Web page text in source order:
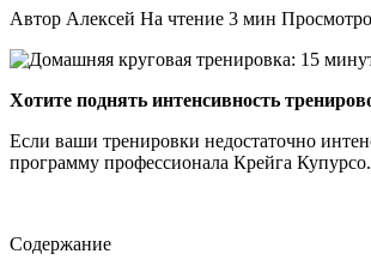
Автор Алексей На чтение 3 мин
Хотите поднять интенсивность
Если ваши тренировки недостаточно
программу профессионала Крейга Купурсо.
Содержание